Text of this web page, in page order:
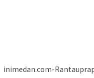
inimedan.com-